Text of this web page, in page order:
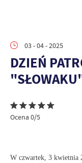
03 - 04 - 2025
DZIEŃ
Ocena 0/5
W czwartek, 3 kwietnia